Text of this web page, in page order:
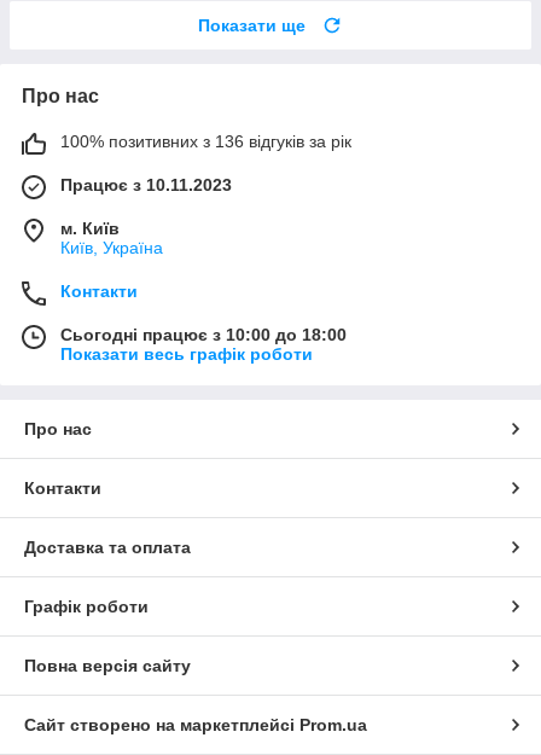
Показати ще
Про нас
100% позитивних з 136 відгуків за рік
Працює з 10.11.2023
м. Київ
Київ, Україна
Контакти
Сьогодні працює з 10:00 до 18:00
Показати весь графік роботи
Про нас
Контакти
Доставка та оплата
Графік роботи
Повна версія сайту
Сайт створено на маркетплейсі Prom.ua